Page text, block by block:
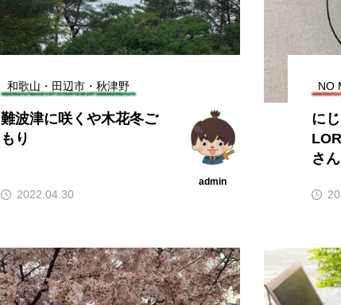
和歌山・田辺市・秋津野
難波津に咲くや木花冬ご
もり
admin
2022.04.30
NO
に
さん